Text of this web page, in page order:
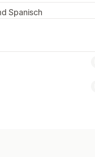
Spanisch